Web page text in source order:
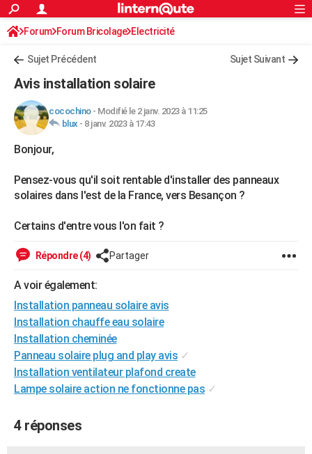
ACTUALITÉS
Politique
Société
Faits Divers
Education
Monde
Villes
+
FINANCE
Retraite
Impôts
Epargne
Immobilier
Risques naturels par ville
Banque
Assurance
Crédit
AUTO
Essais
Réserver un essai
Citadines
Berlines
SUV
Forum auto
+HIGH-TECH
Mobiles
Meilleur smartphone
Internet
Ordinateurs
Jeux vidéo
Guide high-tech
+BRICOLAGE
VOYAGE
Destinations
City break
Voyage nature
Voyage de noces
Forum
Climat
+PHOTO
GUIDES D'ACHAT
BONS PLANS
S'inscrire
Connexion
Forum Forum Bricolage Electricité
Sujet Précédent Sujet Suivant
Avis installation solaire
cocochino- Modifié le 2 janv. 2023 à 11:25
blux - 8 janv. 2023 à 17:43
Bonjour,
Pensez-vous qu'il soit rentable d'installer des panneaux
solaires dans l'est de la France, vers Besançon ?
Certains d'entre vous l'on fait ?
Répondre (4) Partager
A voir également:
Installation panneau solaire avis
Installation chauffe eau solaire
Installation cheminée
Panneau solaire plug and play avis ✓
Installation ventilateur plafond create
Lampe solaire action ne fonctionne pas ✓
4 réponses